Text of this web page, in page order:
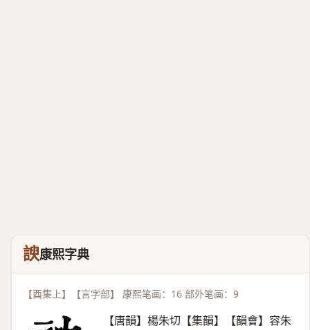
諛康熙字典
【酉集上】【言字部】 康熙笔画：16 部外笔画：9
【唐韻】楊朱切【集韻】【韻會】容朱